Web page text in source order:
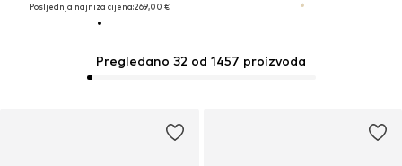
Posljednja najniža cijena:269,00 €
Pregledano 32 od 1457 proizvoda